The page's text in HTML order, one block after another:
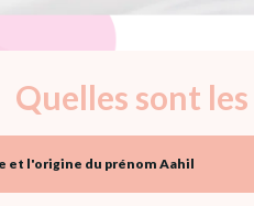
Quelles sont
et l'origine du prénom Aahil